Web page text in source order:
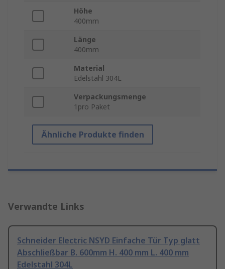
Höhe
400mm
Länge
400mm
Material
Edelstahl 304L
Verpackungsmenge
1pro Paket
Ähnliche Produkte finden
Verwandte Links
Schneider Electric NSYD Einfache Tür Typ glatt
Abschließbar B. 600mm H. 400 mm L. 400 mm
Edelstahl 304L